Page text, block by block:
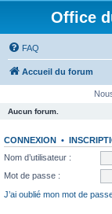
Office
FAQ
Accueil du forum
Aucun forum.
CONNEXION •
Nom d’utilisateur :
Mot de passe :
J’ai oublié mon mot de